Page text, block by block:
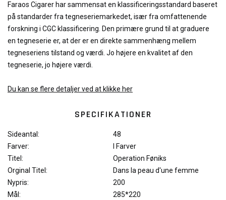
Faraos Cigarer har sammensat en klassificeringsstandard baseret
på standarder fra tegneseriemarkedet, især fra omfattenende
forskning i CGC klassificering. Den primære grund til at graduere
en tegneserie er, at der er en direkte sammenhæng mellem
tegneseriens tilstand og værdi. Jo højere en kvalitet af den
tegneserie, jo højere værdi.
Du kan se flere detaljer ved at klikke her
SPECIFIKATIONER
Sideantal:
48
Farver:
I Farver
Titel:
Operation Føniks
Orginal Titel:
Dans la peau d'une femme
Nypris:
200
Mål:
285*220